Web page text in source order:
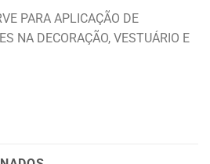
PARA APLICAÇÃO DE
NA DECORAÇÃO, VESTUÁRIO E